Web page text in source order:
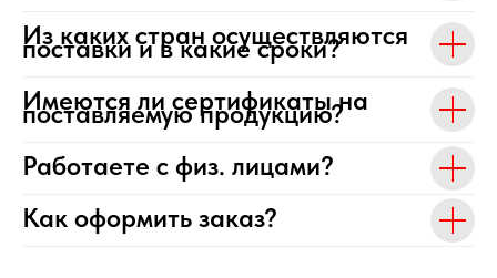
Из каких стран осуществляются
поставки и в какие сроки?
Имеются ли сертификаты на
поставляемую продукцию?
Работаете с физ. лицами?
Как оформить заказ?